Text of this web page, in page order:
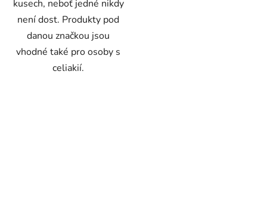
kusech, neboť jedné nikdy
není dost. Produkty pod
danou značkou jsou
vhodné také pro osoby s
celiakií.